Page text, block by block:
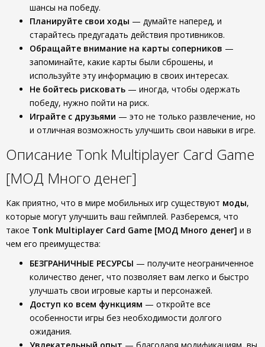
шансы на победу.
Планируйте свои ходы — думайте наперед, и
старайтесь предугадать действия противников.
Обращайте внимание на карты соперников —
запоминайте, какие карты были сброшены, и
используйте эту информацию в своих интересах.
Не бойтесь рисковать — иногда, чтобы одержать
победу, нужно пойти на риск.
Играйте с друзьями — это не только развлечение, но
и отличная возможность улучшить свои навыки в игре.
Описание Tonk Multiplayer Card Game
[МОД Много денег]
Как приятно, что в мире мобильных игр существуют моды,
которые могут улучшить ваш геймплей. Разберемся, что
такое Tonk Multiplayer Card Game [МОД Много денег] и в
чем его преимущества:
БЕЗГРАНИЧНЫЕ РЕСУРСЫ — получите неограниченное
количество денег, что позволяет вам легко и быстро
улучшать свои игровые карты и персонажей.
Доступ ко всем функциям — откройте все
особенности игры без необходимости долгого
ожидания.